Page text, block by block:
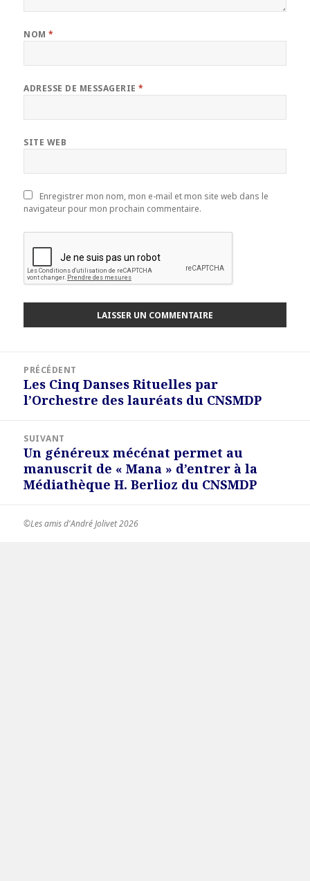
NOM*
ADRESSE DE MESSAGERIE*
SITE WEB
Enregistrer mon nom, mon e-mail et mon site web dans le
navigateur pour mon prochain commentaire.
l’article
PRÉCÉDENT
Article
précédent :
Les Cinq Danses Rituelles par
l’Orchestre des lauréats du CNSMDP
SUIVANT
Article
suivant :
Un généreux mécénat permet au
manuscrit de « Mana » d’entrer à la
Médiathèque H. Berlioz du CNSMDP
©Les amis d'André Jolivet 2026